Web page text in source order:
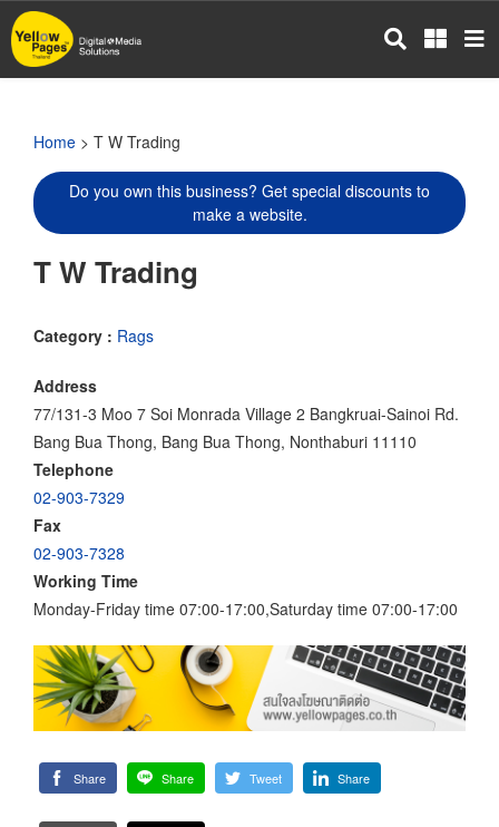
Skip
to
main
Home > T W Trading
Do you own this business? Get special discounts to
make a website.
T W Trading
Category : Rags
Address
77/131-3 Moo 7 Soi Monrada Village 2 Bangkruai-Sainoi Rd.
Bang Bua Thong, Bang Bua Thong, Nonthaburi 11110
Telephone
02-903-7329
Fax
02-903-7328
Working Time
Monday-Friday time 07:00-17:00,Saturday time 07:00-17:00
Share Share Tweet Share